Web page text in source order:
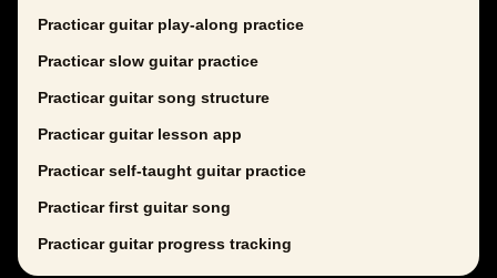
Practicar guitar play-along practice
Practicar slow guitar practice
Practicar guitar song structure
Practicar guitar lesson app
Practicar self-taught guitar practice
Practicar first guitar song
Practicar guitar progress tracking